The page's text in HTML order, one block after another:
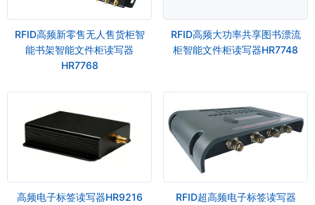
RFID高频新零售无人售货柜智
能书架智能文件柜读写器
HR7768
RFID高频大功率共享图书漂流
柜智能文件柜读写器HR7748
高频电子标签读写器HR9216
RFID超高频电子标签读写器